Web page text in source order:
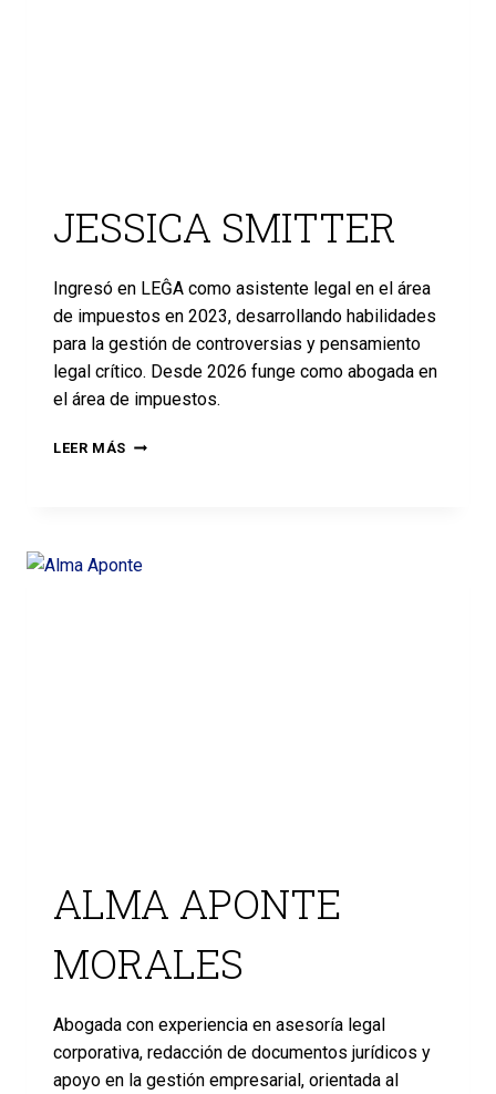
JESSICA SMITTER
Ingresó en LEĜA como asistente legal en el área
de impuestos en 2023, desarrollando habilidades
para la gestión de controversias y pensamiento
legal crítico. Desde 2026 funge como abogada en
el área de impuestos.
LEER MÁS
ALMA APONTE
MORALES
Abogada con experiencia en asesoría legal
corporativa, redacción de documentos jurídicos y
apoyo en la gestión empresarial, orientada al